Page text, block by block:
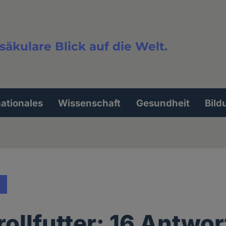
Blick auf die Welt.
Wissenschaft Gesundheit